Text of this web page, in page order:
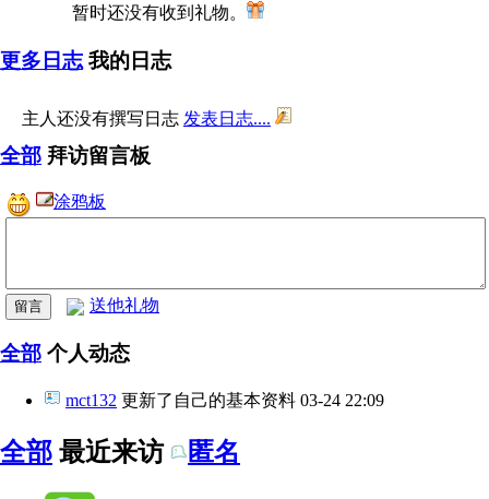
暂时还没有收到礼物。
更多日志 我的日志
主人还没有撰写日志 发表日志....
全部 拜访留言板
涂鸦板
送他礼物
全部 个人动态
mct132 更新了自己的基本资料 03-24 22:09
全部 最近来访 匿名